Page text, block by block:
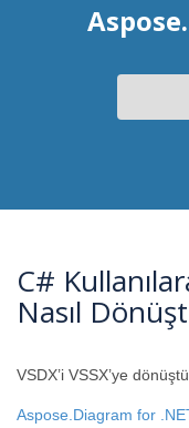
C#
Nasıl
VSDX’i VSSX’ye
Aspose.Diagram for